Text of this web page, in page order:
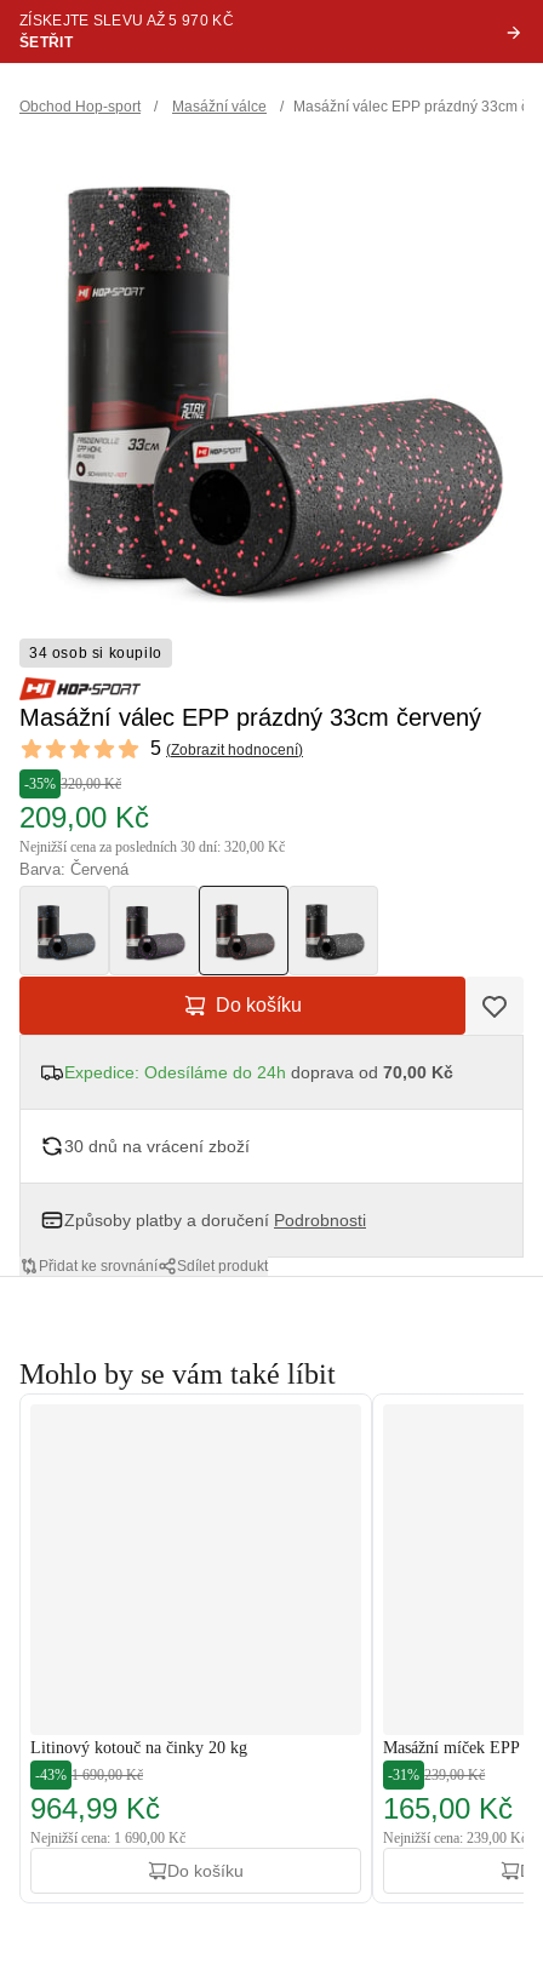
ZÍSKEJTE SLEVU AŽ 5 970 KČ
ŠETŘIT
Obchod Hop-sport / Masážní válce / Masážní válec EPP prázdný 33cm
34 osob si koupilo
Masážní válec EPP prázdný 33cm červený
Reviews
5 out of 5 stars 5 (Zobrazit hodnocení)
-35% 320,00 Kč
209,00 Kč
Nejnižší cena za posledních 30 dní: 320,00 Kč
Barva: Červená
Do košíku
Expedice: Odesíláme do 24h doprava od 70,00 Kč
30 dnů na vrácení zboží
Způsoby platby a doručení Podrobnosti
Přidat ke srovnání Sdílet produkt
Mohlo by se vám také líbit
Litinový kotouč na činky 20 kg
-43% 1 690,00 Kč
964,99 Kč
Nejnižší cena: 1 690,00 Kč
Do košíku
Masážní míček EPP
-31% 239,00 Kč
165,00 Kč
Nejnižší cena: 239,00 Kč